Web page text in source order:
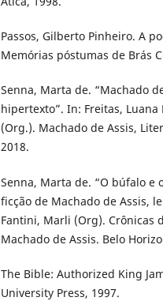
Passos, Gilberto Pinheiro. A
Memórias póstumas de Brás
Senna, Marta de. “Machado
hipertexto”. In: Freitas, Luana
(Org.). Machado de Assis,
2018.
Senna, Marta de. “O búfalo e
ficção de Machado de Assis,
Fantini, Marli (Org). Crônicas
Machado de Assis. Belo
The Bible: Authorized King
University Press, 1997.